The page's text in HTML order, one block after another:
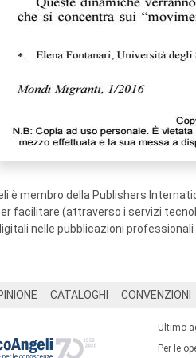
è membro della Publishers
facilitare (attraverso i servizi
nelle pubblicazioni professionali
CATALOGHI CONVENZIONI
Ultimo
Per le